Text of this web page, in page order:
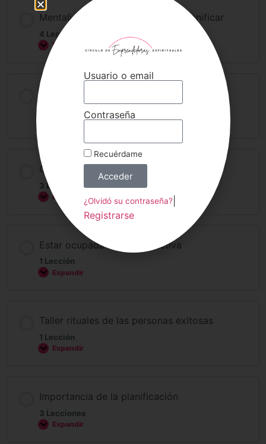
Mentalidad y la importancia de planificar
4 Lecciones
Expandir
Cambiar un hábito
3 Lecciones
Expandir
Estar ocupada & ser productiva
1 Lección
Expandir
Taller rituales de las personas exitosas
1 Lección
Expandir
Importancia de la planificación
3 Lecciones
Expandir
Usuario o email
Contraseña
Recuérdame
Acceder
¿Olvidó su contraseña?|
Registrarse